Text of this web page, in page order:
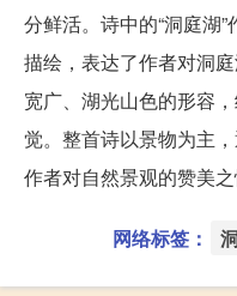
分鲜活。诗中的“洞庭湖
描绘，表达了作者对洞
宽广、湖光山色的形容
觉。整首诗以景物为主
作者对自然景观的赞美之
网络标签：